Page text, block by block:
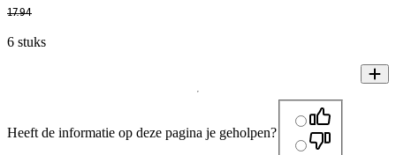
17.94
6 stuks
Heeft de informatie op deze pagina je geholpen?